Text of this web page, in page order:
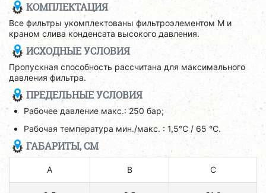
КОМПЛЕКТАЦИЯ
Все фильтры укомплектованы фильтроэлементом M и
краном слива конденсата высокого давления.
ИСХОДНЫЕ УСЛОВИЯ
Пропускная способность рассчитана для максимального
давления фильтра.
ПРЕДЕЛЬНЫЕ УСЛОВИЯ
Рабочее давление макс.: 250 бар;
Рабочая температура мин./макс. : 1,5°C / 65 °C.
ГАБАРИТЫ, СМ
A B C